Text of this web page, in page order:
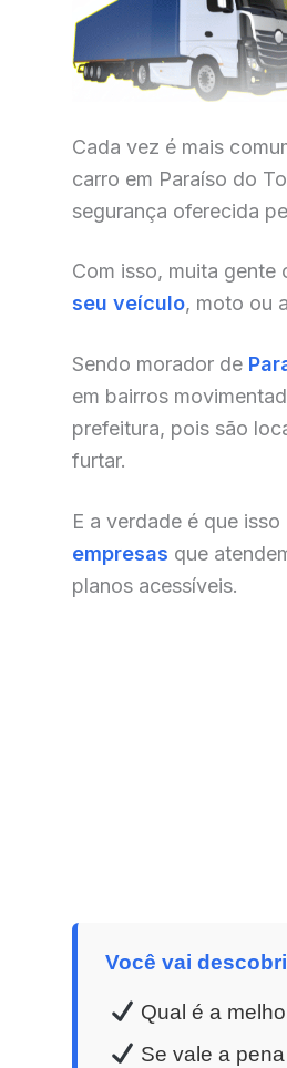
Cada vez é mais
carro em Paraíso do
segurança oferecida
Com isso, muita gente
seu veículo, moto ou
Sendo morador de
em bairros
prefeitura, pois são
furtar.
E a verdade é que
empresas que
planos acessíveis.
Você vai
Qual é a
Se vale a